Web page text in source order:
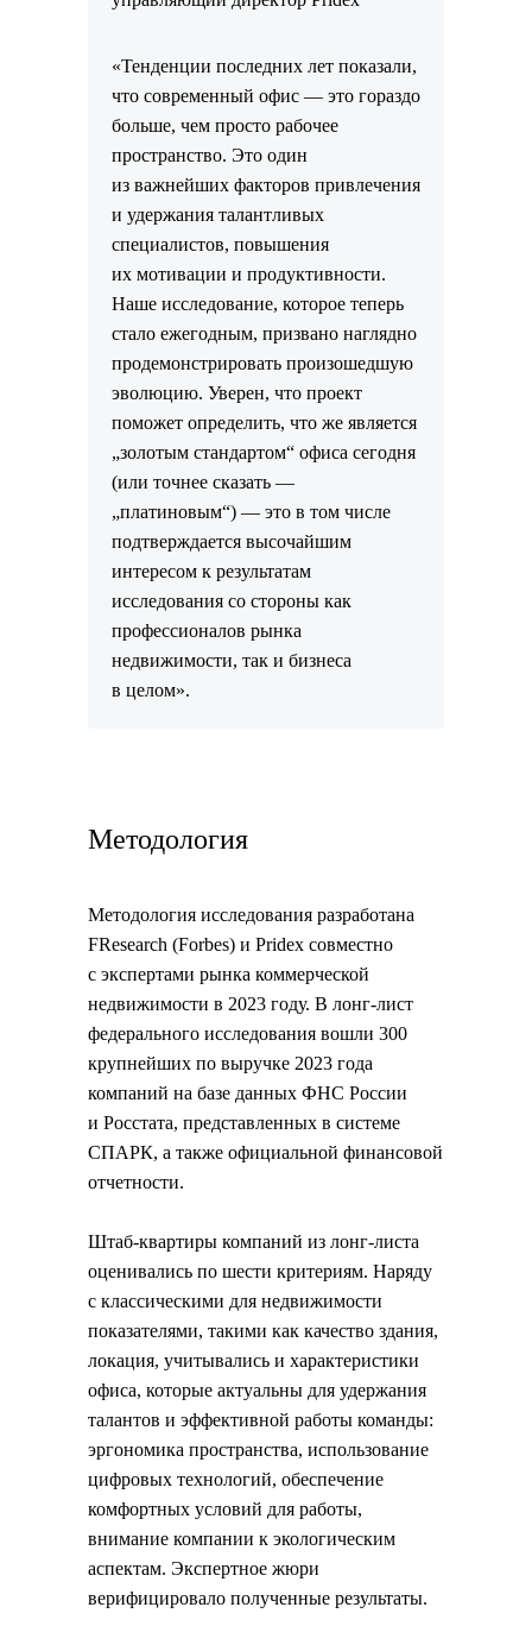
«Тенденции последних лет показали,
что современный офис — это гораздо
больше, чем просто рабочее
пространство. Это один
из важнейших факторов привлечения
и удержания талантливых
специалистов, повышения
их мотивации и продуктивности.
Наше исследование, которое теперь
стало ежегодным, призвано наглядно
продемонстрировать произошедшую
эволюцию. Уверен, что проект
поможет определить, что же является
„золотым стандартом“ офиса сегодня
(или точнее сказать —
„платиновым“) — это в том числе
подтверждается высочайшим
интересом к результатам
исследования со стороны как
профессионалов рынка
недвижимости, так и бизнеса
в целом».
Методология
Методология исследования разработана
FResearch (Forbes) и Pridex совместно
с экспертами рынка коммерческой
недвижимости в 2023 году. В лонг-лист
федерального исследования вошли 300
крупнейших по выручке 2023 года
компаний на базе данных ФНС России
и Росстата, представленных в системе
СПАРК, а также официальной финансовой
отчетности.
Штаб-квартиры компаний из лонг-листа
оценивались по шести критериям. Наряду
с классическими для недвижимости
показателями, такими как качество здания,
локация, учитывались и характеристики
офиса, которые актуальны для удержания
талантов и эффективной работы команды:
эргономика пространства, использование
цифровых технологий, обеспечение
комфортных условий для работы,
внимание компании к экологическим
аспектам. Экспертное жюри
верифицировало полученные результаты.